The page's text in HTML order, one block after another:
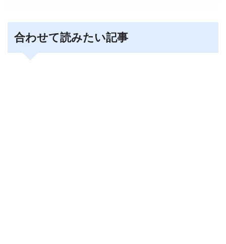
合わせて読みたい記事